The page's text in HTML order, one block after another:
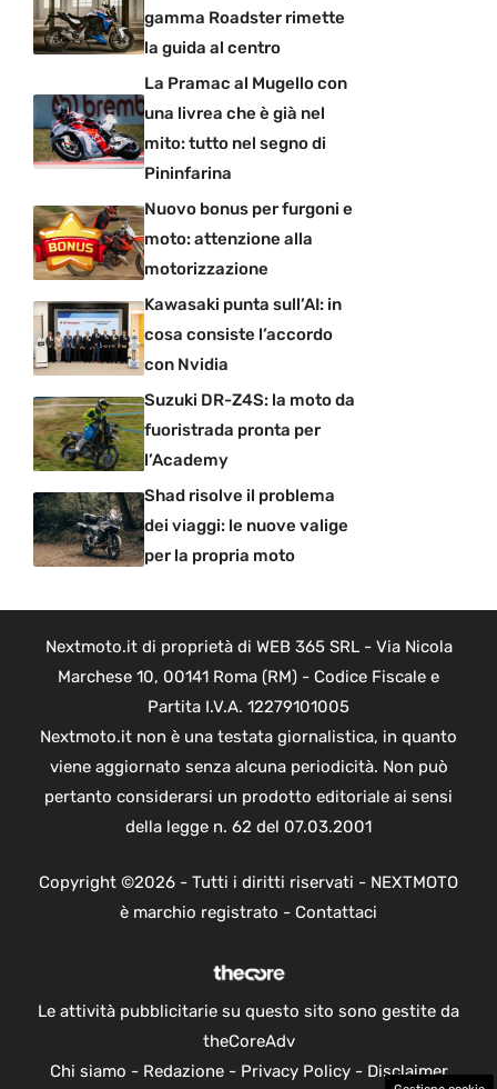
gamma Roadster rimette
la guida al centro
La Pramac al Mugello con
una livrea che è già nel
mito: tutto nel segno di
Pininfarina
Nuovo bonus per furgoni e
moto: attenzione alla
motorizzazione
Kawasaki punta sull’AI: in
cosa consiste l’accordo
con Nvidia
Suzuki DR-Z4S: la moto da
fuoristrada pronta per
l’Academy
Shad risolve il problema
dei viaggi: le nuove valige
per la propria moto
Nextmoto.it di proprietà di WEB 365 SRL - Via Nicola
Marchese 10, 00141 Roma (RM) - Codice Fiscale e
Partita I.V.A. 12279101005
Nextmoto.it non è una testata giornalistica, in quanto
viene aggiornato senza alcuna periodicità. Non può
pertanto considerarsi un prodotto editoriale ai sensi
della legge n. 62 del 07.03.2001
Copyright ©2026 - Tutti i diritti riservati - NEXTMOTO
è marchio registrato - Contattaci
Le attività pubblicitarie su questo sito sono gestite da
theCoreAdv
Chi siamo - Redazione- Privacy Policy- Disclaimer